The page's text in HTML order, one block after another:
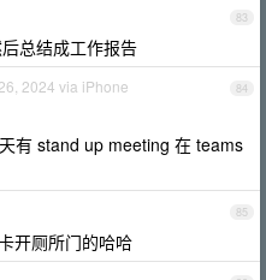
83
总结成工作报告
84
2024 via iPhone
有 stand up meeting 在 teams
85
开厕所门的哈哈